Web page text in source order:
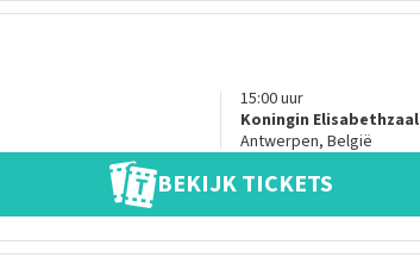
15:00uur
Koningin Elisabethzaal
Antwerpen, België
BEKIJK TICKETS